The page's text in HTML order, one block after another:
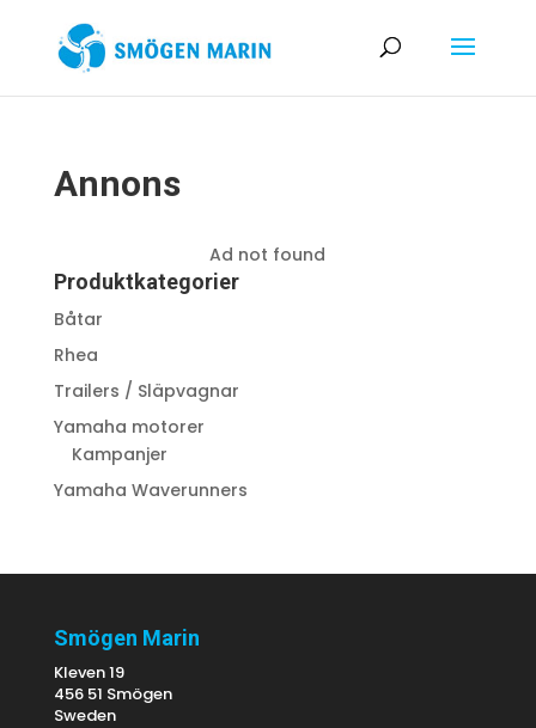
Annons
Ad not found
Produktkategorier
Båtar
Rhea
Trailers / Släpvagnar
Yamaha motorer
Kampanjer
Yamaha Waverunners
Smögen Marin
Kleven 19
456 51 Smögen
Sweden